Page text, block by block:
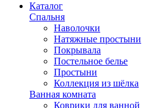
Каталог
Спальня
Наволочки
Натяжные простыни
Покрывала
Постельное белье
Простыни
Коллекция из шёлка
Ванная комната
Коврики для ванной